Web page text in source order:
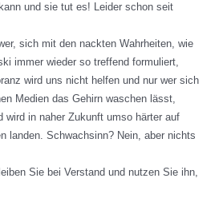
und sie tut es! Leider schon seit
sich mit den nackten Wahrheiten, wie
immer wieder so treffend formuliert,
wird uns nicht helfen und nur wer sich
Medien das Gehirn waschen lässt,
wird in naher Zukunft umso härter auf
landen. Schwachsinn? Nein, aber nichts
Sie bei Verstand und nutzen Sie ihn,